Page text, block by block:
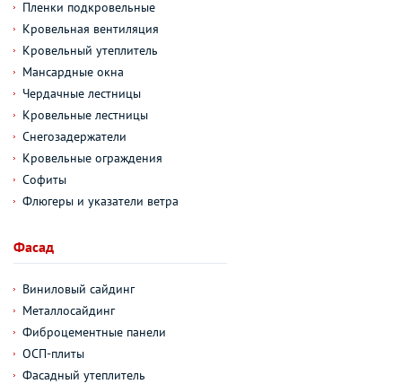
Пленки подкровельные
Кровельная вентиляция
Кровельный утеплитель
Мансардные окна
Чердачные лестницы
Кровельные лестницы
Снегозадержатели
Кровельные ограждения
Софиты
Флюгеры и указатели ветра
Фасад
Виниловый сайдинг
Металлосайдинг
Фиброцементные панели
ОСП-плиты
Фасадный утеплитель